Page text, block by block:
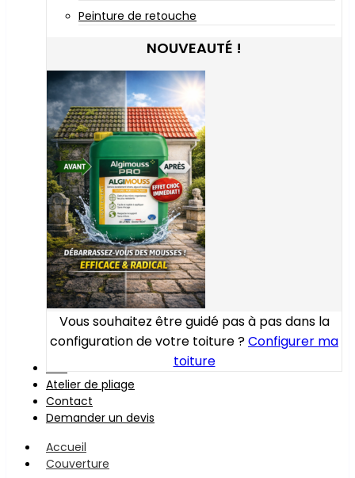
Peinture de retouche
NOUVEAUTÉ !
Vous souhaitez être guidé pas à pas dans la
configuration de votre toiture ?Configurer ma
toiture
Atelier de pliage
Contact
Demander un devis
Accueil
Couverture